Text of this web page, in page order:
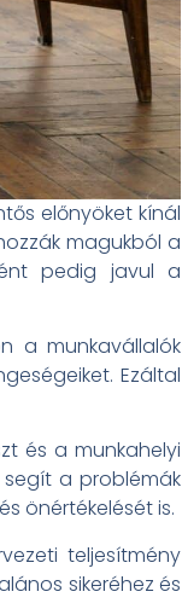
előnyöket kínál
magukból a
pedig javul a
a munkavállalók
Ezáltal
és a munkahelyi
a problémák
önértékelését is.
teljesítmény
sikeréhez és